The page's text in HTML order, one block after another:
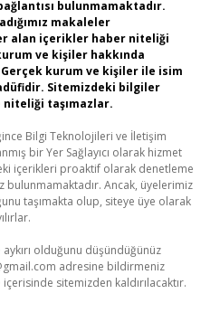
bulunmamaktadır.
makaleler
alan içerikler haber niteliği
ve kişiler hakkında
Gerçek kurum ve kişiler ile isim
Sitemizdeki bilgiler
taşımazlar.
Bilgi Teknolojileri ve İletişim
bir Yer Sağlayıcı olarak hizmet
içerikleri proaktif olarak denetleme
bulunmamaktadır. Ancak, üyelerimiz
taşımakta olup, siteye üye olarak
olduğunu düşündüğünüz
adresine bildirmeniz
sitemizden kaldırılacaktır.